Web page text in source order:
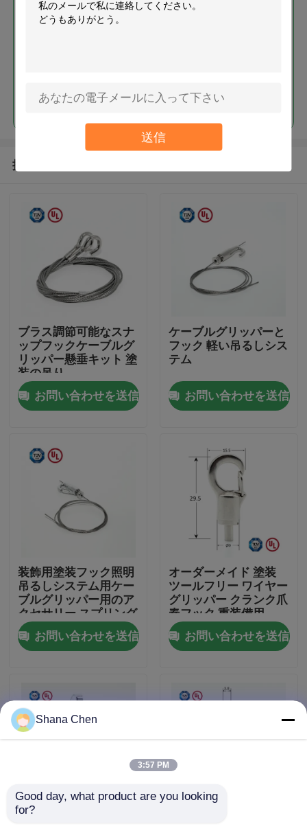
送信
ビデオ
私達について
工場旅行
品質管理
私達に連絡しなさい
引用を要求しなさい
航空機ケーブルの懸垂装置
続行
推薦されたプロダクト
ブラス調節可能なスナ
ップフックケーブルグ
リッパー懸垂キット 塗
装の吊り
お問い合わせを送信
ケーブルグリッパーと
フック 軽い吊るしシス
テム
お問い合わせを送信
装飾用塗装フック照明
吊るしシステム用ケー
ブルグリッパー用のア
クセサリー スプリング
フック付き
お問い合わせを送信
オーダーメイド 塗装
ツールフリー ワイヤー
グリッパー クランク爪
春フック 重装備用
お問い合わせを送信
高品質のブロンズケー
Shana Chen
3:57 PM
Good day, what product are you looking
for?